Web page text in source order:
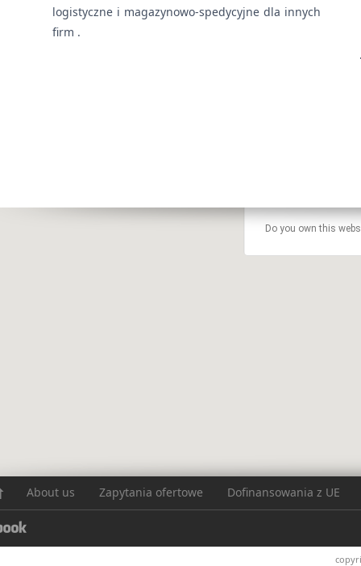
logistyczne i magazynowo-spedycyjne dla innych
firm .
About us Zapytania ofertowe Dofinansowania z UE
Do you own this